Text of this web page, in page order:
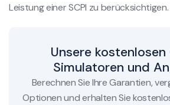
Leistung einer SCPI zu berücksichtigen.
Unsere
Simulatoren und
Berechnen Sie Ihre Garantien,
Optionen und erhalten Sie